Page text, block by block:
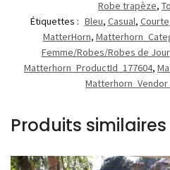
Robe trapèze,
Étiquettes : Bleu, Casual, Courte
MatterHorn,
Femme/Robes/Robes de Jour
Matterhorn_ProductId_177604,
Produits similaires